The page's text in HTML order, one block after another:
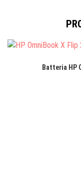
Batteria HP